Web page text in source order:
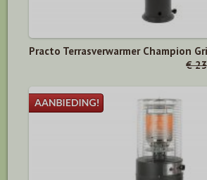
Practo Terrasverwarmer Champion
€